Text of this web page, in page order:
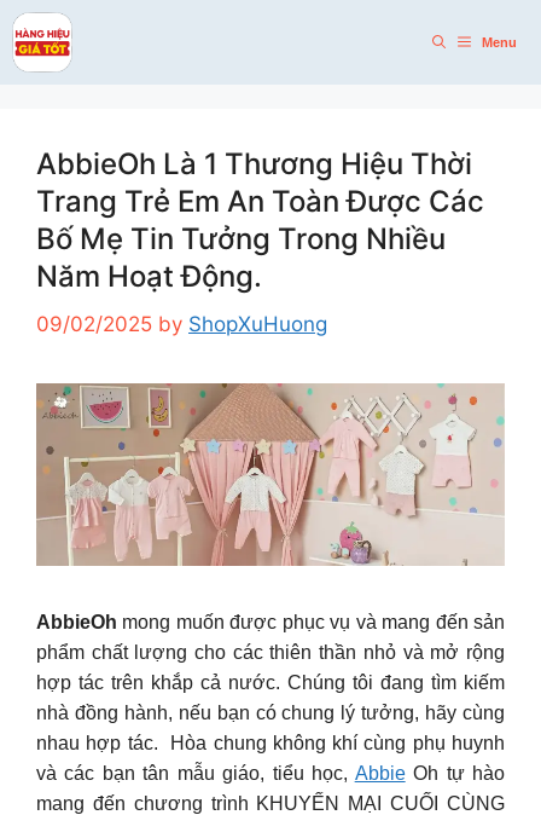
Skip
to
content
Menu
AbbieOh Là 1 Thương Hiệu Thời
Trang Trẻ Em An Toàn Được Các
Bố Mẹ Tin Tưởng Trong Nhiều
Năm Hoạt Động.
09/02/2025 by ShopXuHuong
AbbieOh mong muốn được phục vụ và mang đến sản
phẩm chất lượng cho các thiên thần nhỏ và mở rộng
hợp tác trên khắp cả nước. Chúng tôi đang tìm kiếm
nhà đồng hành, nếu bạn có chung lý tưởng, hãy cùng
nhau hợp tác. Hòa chung không khí cùng phụ huynh
và các bạn tân mẫu giáo, tiểu học, AbbieOh tự hào
mang đến chương trình KHUYẾN MẠI CUỐI CÙNG